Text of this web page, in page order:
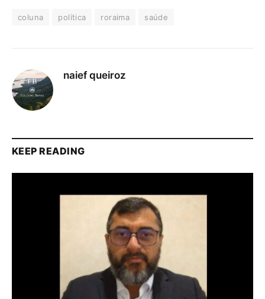
coluna política roraima saúde
naief queiroz
KEEP READING